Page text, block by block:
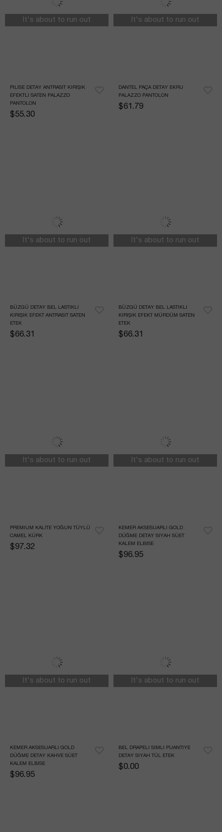
PILISE DETAY ANTRASIT KIRIŞIK
EFEKTLI SATEN PALAZZO
PANTOLON
$55.30
It's about to run out
DANTEL PAÇA DETAY EKRU
PALAZZO PANTOLON
$61.79
It's about to run out
BÜZGÜ DETAY BEL LASTIKLI
KIRIŞIK EFEKT ANTRASIT SATEN
ETEK
$66.31
It's about to run out
BÜZGÜ DETAY BEL LASTIKLI
KIRIŞIK EFEKT MÜRDÜM SATEN
ETEK
$66.31
It's about to run out
PREMIUM KALITE YOĞUN TÜYLÜ
CAMEL KÜRK
$97.32
It's about to run out
KEMER AKSESUARLI GOLD
DÜĞME DETAY SIYAH SÜET
KALEM ELBISE
$96.95
It's about to run out
KEMER AKSESUARLI GOLD
DÜĞME DETAY KAHVE SÜET
KALEM ELBISE
$96.95
It's about to run out
BEL DRAPELI SIMLI PUANTIYE
DETAY SIYAH TÜL ETEK
$0.00
It's about to run out